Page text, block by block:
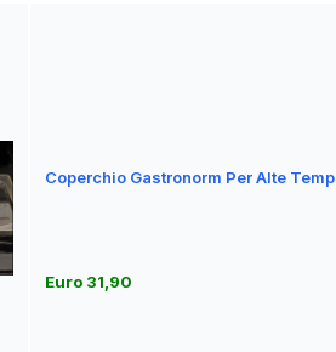
Coperchio Gastronorm Per Alte
Euro 31,90